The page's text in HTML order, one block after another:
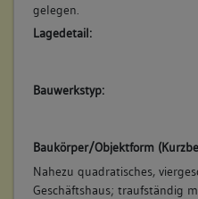
keine
(1700 - 1799)
Zeitgenössische
Betroffene Gebäudeteile:
Ausstattung
gelegen.
Lagedetail:
Bauwerkstyp:
Baukörper/Objektform
Nahezu quadratisches,
Geschäftshaus; traufständig